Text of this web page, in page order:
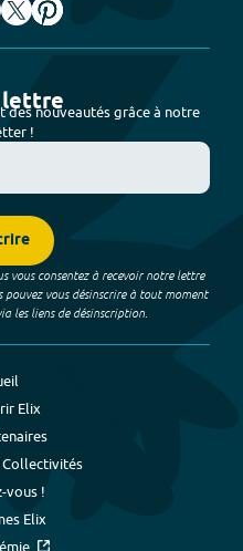
lettre
des nouveautés grâce à notre
!
vous consentez à recevoir notre lettre
vous désinscrire à tout moment
les liens de désinscription.
Elix
Collectivités
vous !
Elix